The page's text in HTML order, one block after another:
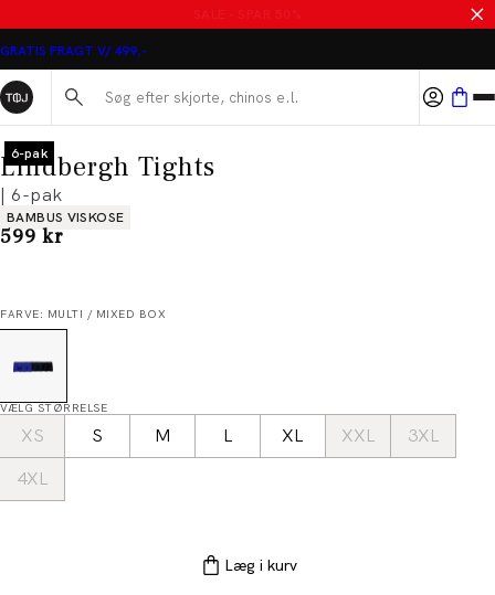
GRATIS FRAGT V/ 499,-
Søg her...
6-pak
Lindbergh Tights
| 6-pak
Produkt egenskaber
BAMBUS VISKOSE
I alt (inkl. rabat)
599 kr
FARVE: MULTI / MIXED BOX
VÆLG STØRRELSE
XS S M L XL XXL
3XL
4XL
Læg i kurv